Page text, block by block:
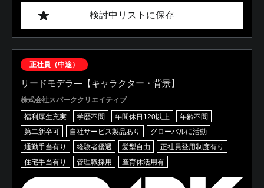
検討中リストに保存
正社員（中途）
リードモデラ―【キャラクター・背景】
株式会社スパーククリエイティブ
福利厚生充実 学歴不問 年間休日120以上
年齢不問
第二新卒可
自社サービス製品あり
グローバルに活動
通勤手当有り
経験者優遇 髪型自由
正社員登用制度有り
住宅手当有り
管理職採用 産育休活用有